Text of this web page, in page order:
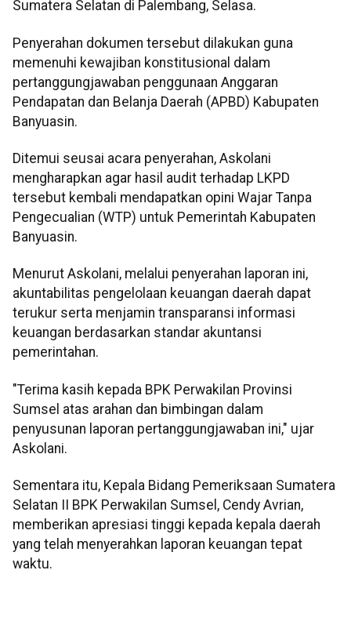
Sumatera Selatan di Palembang, Selasa.
Penyerahan dokumen tersebut dilakukan guna
memenuhi kewajiban konstitusional dalam
pertanggungjawaban penggunaan Anggaran
Pendapatan dan Belanja Daerah (APBD) Kabupaten
Banyuasin.
Ditemui seusai acara penyerahan, Askolani
mengharapkan agar hasil audit terhadap LKPD
tersebut kembali mendapatkan opini Wajar Tanpa
Pengecualian (WTP) untuk Pemerintah Kabupaten
Banyuasin.
Menurut Askolani, melalui penyerahan laporan ini,
akuntabilitas pengelolaan keuangan daerah dapat
terukur serta menjamin transparansi informasi
keuangan berdasarkan standar akuntansi
pemerintahan.
"Terima kasih kepada BPK Perwakilan Provinsi
Sumsel atas arahan dan bimbingan dalam
penyusunan laporan pertanggungjawaban ini," ujar
Askolani.
Sementara itu, Kepala Bidang Pemeriksaan Sumatera
Selatan II BPK Perwakilan Sumsel, Cendy Avrian,
memberikan apresiasi tinggi kepada kepala daerah
yang telah menyerahkan laporan keuangan tepat
waktu.